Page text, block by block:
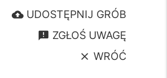
cloud_upload UDOSTĘPNIJ GRÓB
announcement ZGŁOŚ UWAGĘ
clear WRÓĆ